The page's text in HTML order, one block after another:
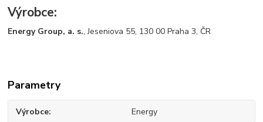
Výrobce:
Energy Group, a. s., Jeseniova 55, 130 00 Praha 3, ČR
Parametry
Výrobce Energy